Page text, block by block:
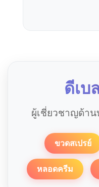
ดีเบ
ผู้เชี่ยวชาญด้า
ขวดสเปรย์
หลอดครีม